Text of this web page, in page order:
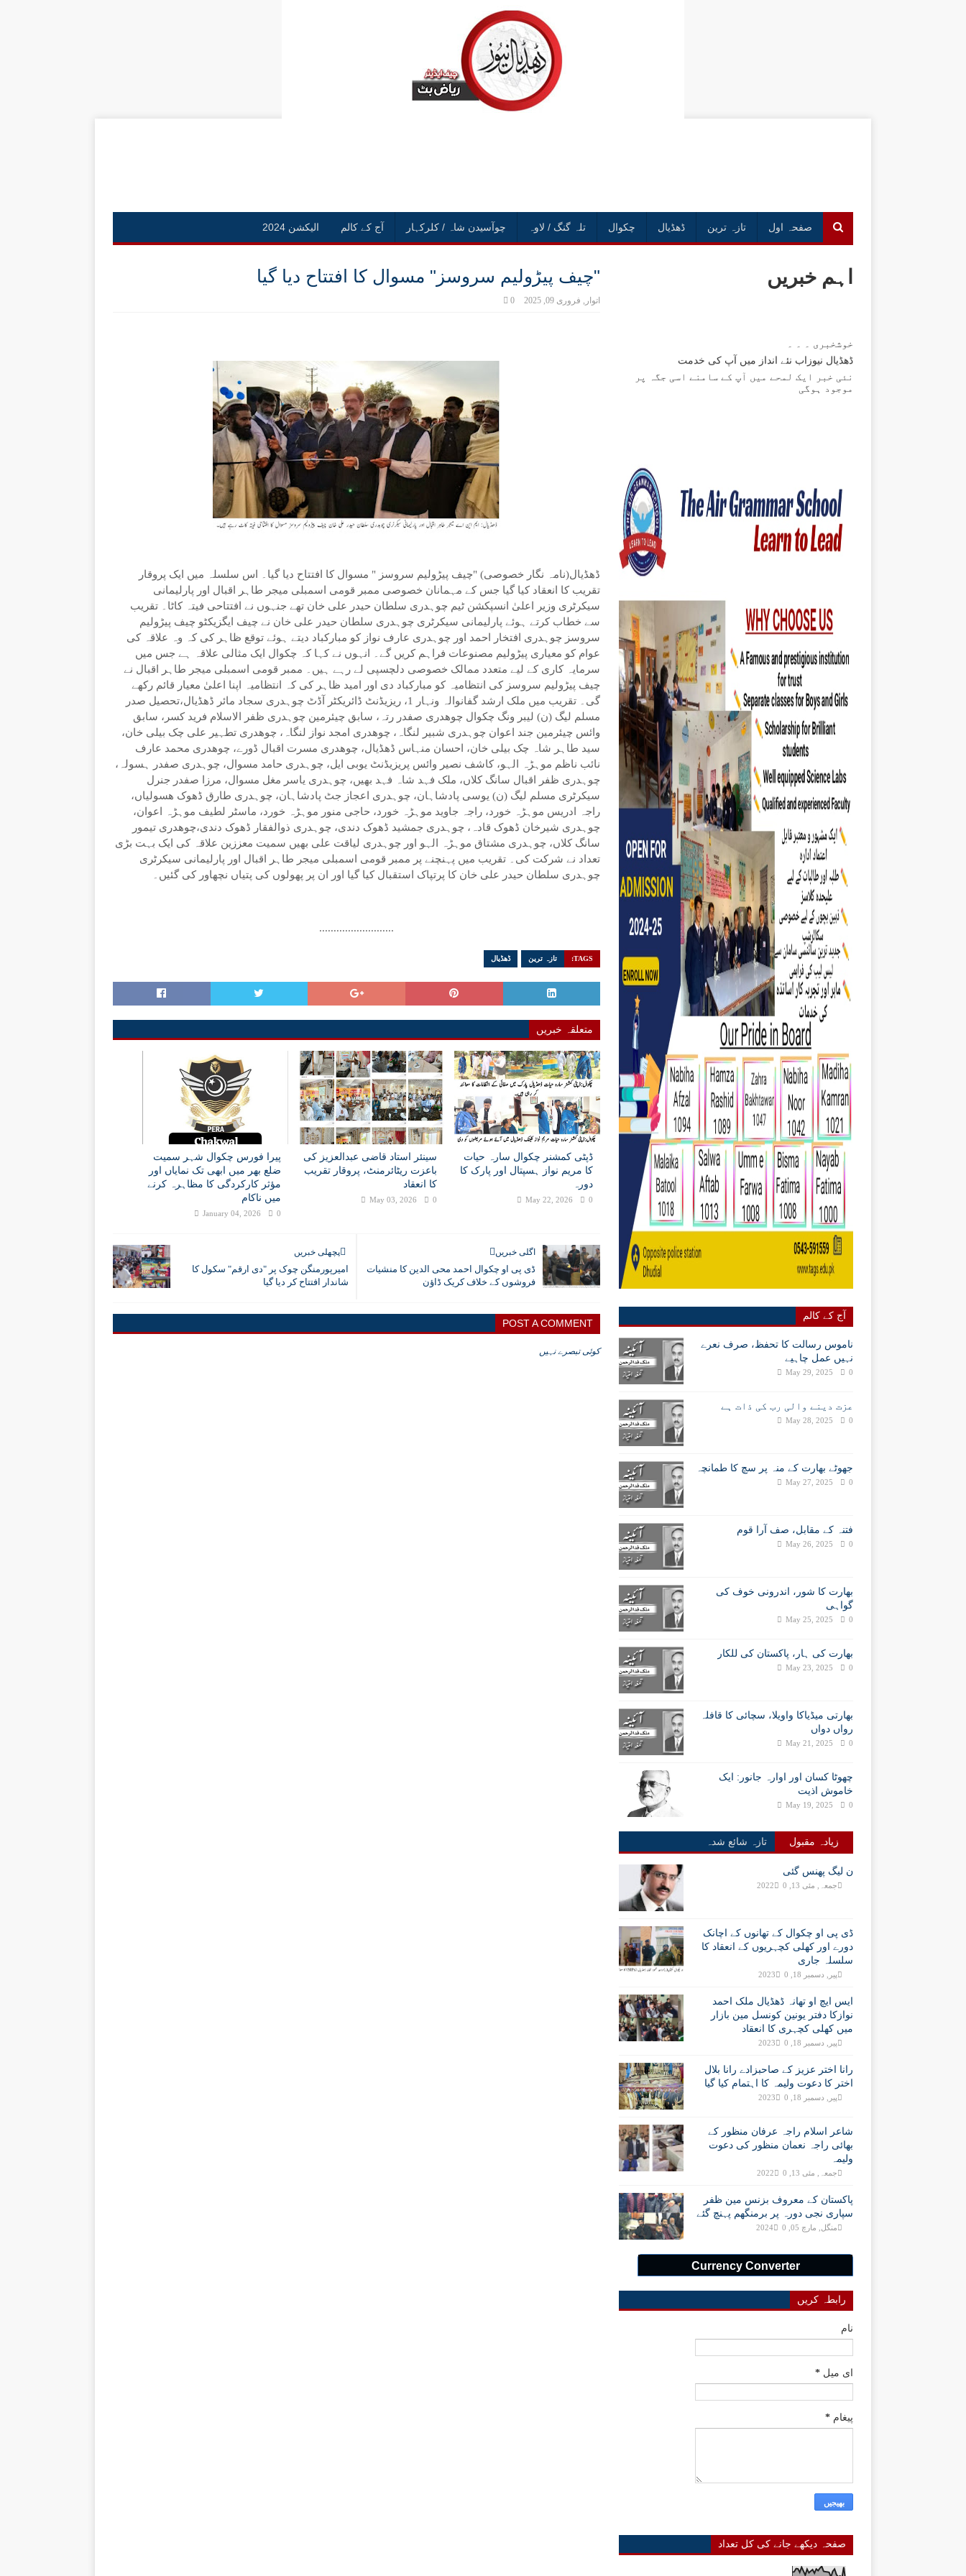
صفحہ اول تازہ ترین ڈھڈیال چکوال تلہ گنگ / لاوہ چوآسیدن شاہ / کلرکہار آج کے کالم الیکشن 2024
"چیف پیڑولیم سروسز" مسوال کا افتتاح دیا گیا
اتوار, فروری 09, 2025 0
ڈھڈیال(نامہ نگار خصوصی) "چیف پیڑولیم سروسز " مسوال کا افتتاح دیا گیا۔ اس سلسلہ میں ایک پروقار
تقریب کا انعقاد کیا گیا جس کے مہمانان خصوصی ممبر قومی اسمبلی میجر طاہر اقبال اور پارلیمانی
سیکرٹری وزیر اعلیٰ انسپکشن ٹیم چوہدری سلطان حیدر علی خان تھے جنہوں نے افتتاحی فیتہ کاٹا۔ تقریب
سے خطاب کرتے ہوئے پارلیمانی سیکرٹری چوہدری سلطان حیدر علی خان نے چیف ایگزیکٹو چیف پیڑولیم
سروسز چوہدری افتخار احمد اور چوہدری عارف نواز کو مبارکباد دیتے ہوئے توقع ظاہر کی کہ وہ علاقہ کی
عوام کو معیاری پیڑولیم مصنوعات فراہم کریں گے۔ انہوں نے کہا کہ چکوال ایک مثالی علاقہ ہے جس میں
سرمایہ کاری کے لیے متعدد ممالک خصوصی دلچسپی لے رہے ہیں۔ ممبر قومی اسمبلی میجر طاہر اقبال نے
چیف پیڑولیم سروسز کی انتظامیہ کو مبارکباد دی اور امید ظاہر کی کہ انتظامیہ اپنا اعلیٰ معیار قائم رکھے
گی۔ تقریب میں ملک ارشد گفانوالہ ونہار 1، ریزیڈنٹ ڈائریکٹر آڈٹ چوہدری سجاد مائر ڈھڈیال،تحصیل صدر
مسلم لیگ (ن) لیبر ونگ چکوال چوھدری صفدر رتہ، سابق چیئرمین چوہدری ظفر الاسلام فرید کسر، سابق
وائس چیئرمین جند اعوان چوہدری شبیر لنگاہ، چوھدری امجد نواز لنگاہ، چوھدری تطہیر علی چک بیلی خان،
سید طاہر شاہ چک بیلی خان، احسان منہاس ڈھڈیال، چوھدری مسرت اقبال ڈورے، چوھدری محمد عارف
نائب ناظم موہڑہ الہو، کاشف نصیر وائس پریزیڈنٹ یوبی ایل، چوہدری حامد مسوال، چوہدری صفدر ہسولہ،
چوہدری ظفر اقبال سانگ کلاں، ملک فہد شاہ فہد بھیں، چوہدری یاسر مغل مسوال، مرزا صفدر جنرل
سیکرٹری مسلم لیگ (ن) یوسی پادشاہان، چوہدری اعجاز جٹ پادشاہان، چوہدری طارق ڈھوک ھسولیاں،
راجہ ادریس موہڑہ خورد، راجہ جاوید موہڑہ خورد، حاجی منور موہڑہ خورد، ماسٹر لطیف موہڑہ اعوان،
چوہدری شیرخان ڈھوک قادہ، چوہدری جمشید ڈھوک دندی، چوہدری ذوالفقار ڈھوک دندی،چوھدری تیمور
سانگ کلاں، چوہدری مشتاق موہڑہ الہو اور چوہدری لیاقت علی بھیں سمیت معززین علاقہ کی ایک بہت بڑی
تعداد نے شرکت کی۔ تقریب میں پہنچنے پر ممبر قومی اسمبلی میجر طاہر اقبال اور پارلیمانی سیکرٹری
چوہدری سلطان حیدر علی خان کا پرتپاک استقبال کیا گیا اور ان پر پھولوں کی پتیاں نچھاور کی گئیں۔
..........................
TAGS: تازہ ترین ڈھڈیال
متعلقہ خبریں
ڈپٹی کمشنر چکوال سارہ حیات
کا مریم نواز ہسپتال اور پارک کا
دورہ
May 22, 2026 0
سینئر استاد قاضی عبدالعزیز کی
باعزت ریٹائرمنٹ، پروقار تقریب
کا انعقاد
May 03, 2026 0
پیرا فورس چکوال شہر سمیت
ضلع بھر میں ابھی تک نمایاں اور
مؤثر کارکردگی کا مظاہرہ کرنے
میں ناکام
January 04, 2026 0
اگلی خبریں
ڈی پی او چکوال احمد محی الدین کا منشیات
فروشوں کے خلاف کریک ڈاﺅن
پچھلی خبریں
امیرپورمنگن چوک پر "دی ارقم" سکول کا
شاندار افتتاح کر دیا گیا
POST A COMMENT
کوئی تبصرے نہیں
اہم خبریں
ڈھڈیال نیوزاب نئے انداز میں آپ کی خدمت
نئی خبر ایک لمحے میں آپ کے سامنے اسی جگہ پر
آج کے کالم
ناموس رسالت کا تحفظ، صرف نعرے
نہیں عمل چاہیے
May 29, 2025 0
عزت دینے والی رب کی ذات ہے
May 28, 2025 0
جھوٹے بھارت کے منہ پر سچ کا طمانچہ
May 27, 2025 0
فتنہ کے مقابل، صف آرا قوم
May 26, 2025 0
بھارت کا شور، اندرونی خوف کی
گواہی
May 25, 2025 0
بھارت کی ہار، پاکستان کی للکار
May 23, 2025 0
بھارتی میڈیاکا واویلا، سچائی کا قافلہ
رواں دواں
May 21, 2025 0
چھوٹا کسان اور اوارہ جانور: ایک
خاموش اذیت
May 19, 2025 0
زیادہ مقبول تازہ شائع شدہ
ن لیگ پھنس گئی
جمعہ, مئی 13, 2022 0
ڈی پی او چکوال کے تھانوں کے اچانک
دورے اور کھلی کچہریوں کے انعقاد کا
سلسلہ جاری
پیر, دسمبر 18, 2023 0
ایس ایچ او تھانہ ڈھڈیال ملک احمد
نوازکا دفتر یونین کونسل مین بازار
میں کھلی کچہری کا انعقاد
پیر, دسمبر 18, 2023 0
رانا اختر عزیز کے صاحبزادے رانا بلال
اختر کا دعوت ولیمہ کا اہتمام کیا گیا
پیر, دسمبر 18, 2023 0
شاعر اسلام راجہ عرفان منظور کے
بھائی راجہ نعمان منظور کی دعوت
ولیمہ
جمعہ, مئی 13, 2022 0
پاکستان کے معروف بزنس مین ظفر
سپاری نجی دورہ پر برمنگھم پہنچ گئے
منگل, مارچ 05, 2024 0
Currency Converter
رابطہ کریں
نام
ای میل *
پیغام *
صفحہ دیکھے جانے کی کل تعداد